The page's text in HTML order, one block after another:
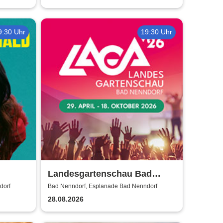
Uhr 19:30 Uhr
Landesgartenschau Bad
Nenndorf 2026
Bad Nenndorf, Esplanade Bad Nenndorf
28.08.2026